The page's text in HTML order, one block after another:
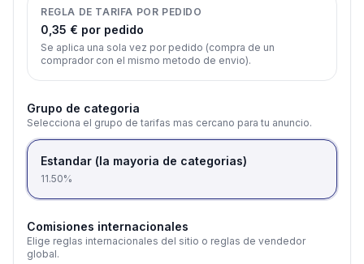
REGLA DE TARIFA POR PEDIDO
0,35 € por pedido
Se aplica una sola vez por pedido (compra de un
comprador con el mismo metodo de envio).
Grupo de categoria
Selecciona el grupo de tarifas mas cercano para tu anuncio.
Estandar (la mayoria de categorias)
11.50%
Comisiones internacionales
Elige reglas internacionales del sitio o reglas de vendedor
global.